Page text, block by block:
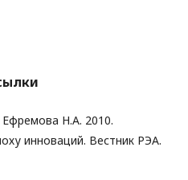
Н.А. 2010.
инноваций. Вестник РЭА.